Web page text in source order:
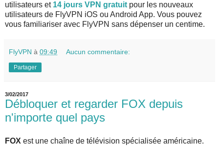
utilisateurs et 14 jours VPN gratuit pour les nouveaux
utilisateurs de FlyVPN iOS ou Android App. Vous pouvez
vous familiariser avec FlyVPN sans dépenser un centime.
FlyVPN à 09:49 Aucun commentaire:
Partager
3/02/2017
Débloquer et regarder FOX depuis
n'importe quel pays
FOX est une chaîne de télévision spécialisée américaine.